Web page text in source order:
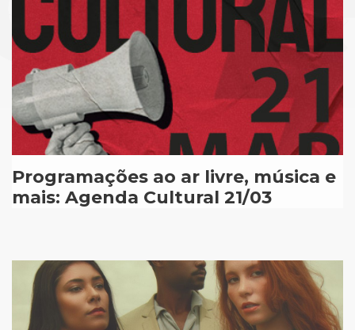
Programações ao ar livre, música e
mais: Agenda Cultural 21/03